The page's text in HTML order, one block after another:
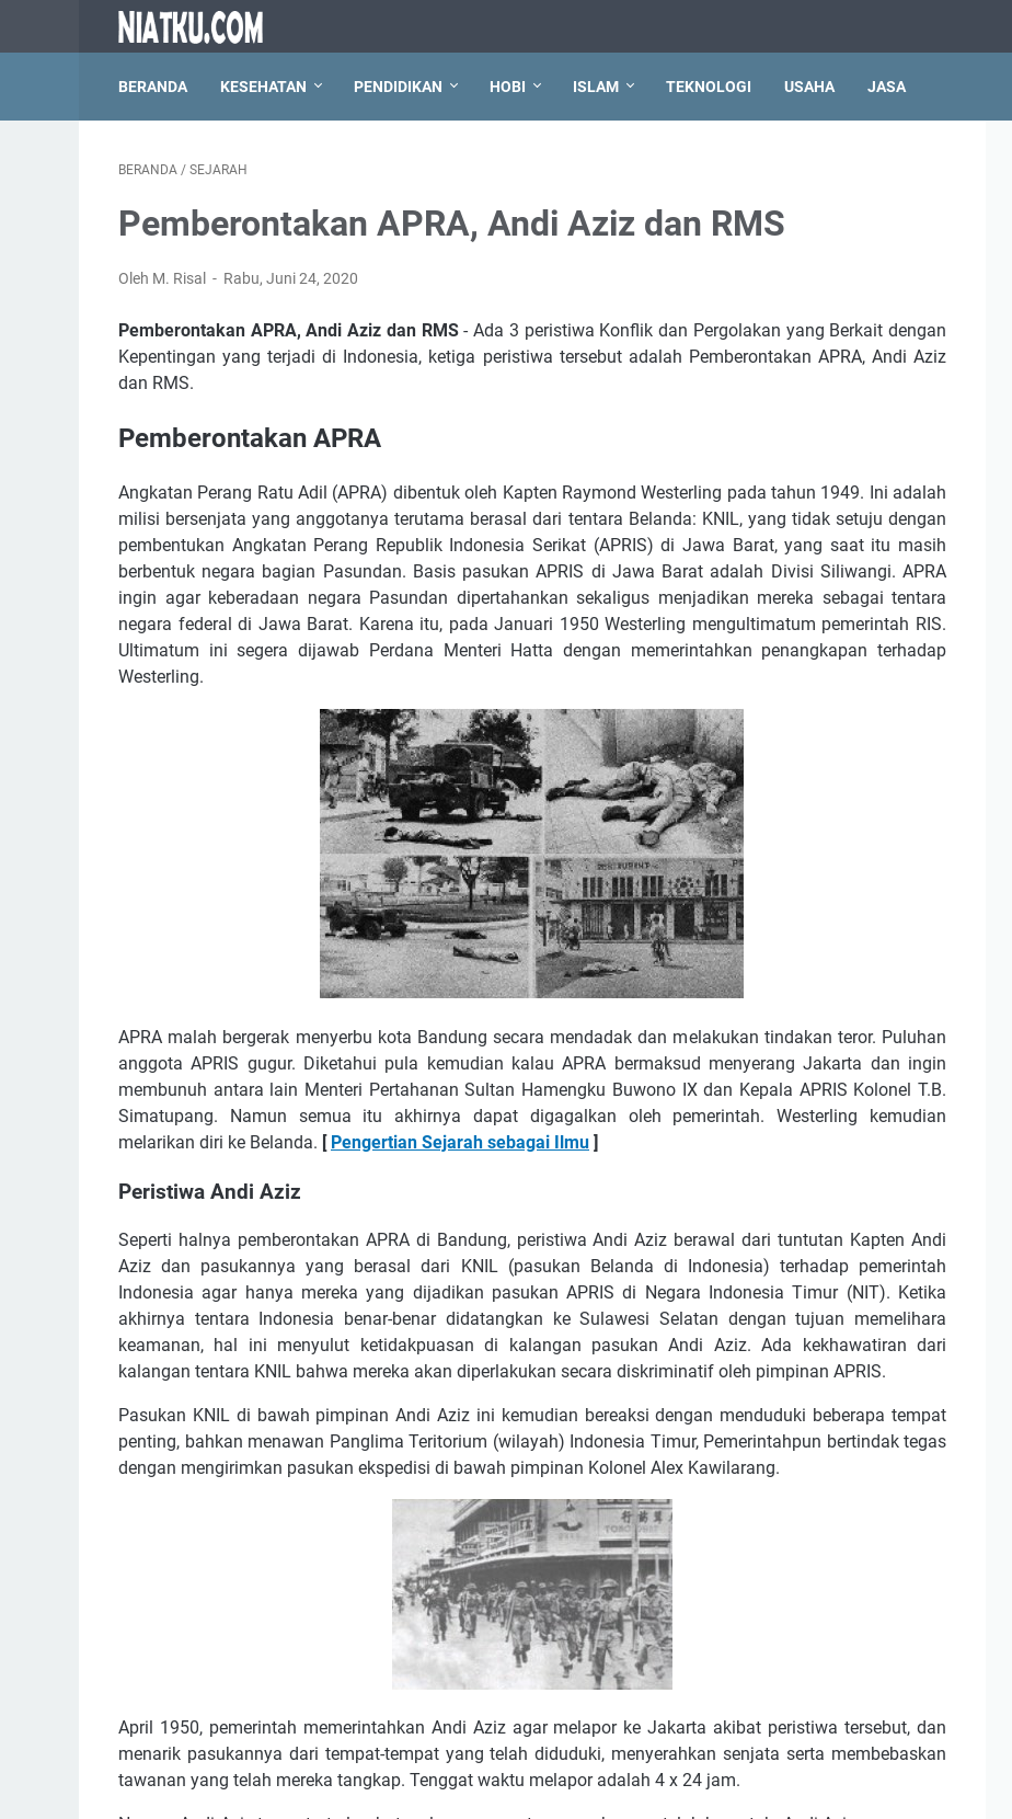
BERANDA KESEHATAN PENDIDIKAN HOBI ISLAM TEKNOLOGI USAHA JASA
BERANDA / SEJARAH
Pemberontakan APRA, Andi Aziz dan RMS
Oleh M. Risal Rabu, Juni 24, 2020
Pemberontakan APRA, Andi Aziz dan RMS- Ada 3 peristiwa Konflik dan Pergolakan yang Berkait dengan
Kepentingan yang terjadi di Indonesia, ketiga peristiwa tersebut adalah Pemberontakan APRA, Andi Aziz
dan RMS.
Pemberontakan APRA
Angkatan Perang Ratu Adil (APRA) dibentuk oleh Kapten Raymond Westerling pada tahun 1949. Ini adalah
milisi bersenjata yang anggotanya terutama berasal dari tentara Belanda: KNIL, yang tidak setuju dengan
pembentukan Angkatan Perang Republik Indonesia Serikat (APRIS) di Jawa Barat, yang saat itu masih
berbentuk negara bagian Pasundan. Basis pasukan APRIS di Jawa Barat adalah Divisi Siliwangi. APRA
ingin agar keberadaan negara Pasundan dipertahankan sekaligus menjadikan mereka sebagai tentara
negara federal di Jawa Barat. Karena itu, pada Januari 1950 Westerling mengultimatum pemerintah RIS.
Ultimatum ini segera dijawab Perdana Menteri Hatta dengan memerintahkan penangkapan terhadap
Westerling.
APRA malah bergerak menyerbu kota Bandung secara mendadak dan melakukan tindakan teror. Puluhan
anggota APRIS gugur. Diketahui pula kemudian kalau APRA bermaksud menyerang Jakarta dan ingin
membunuh antara lain Menteri Pertahanan Sultan Hamengku Buwono IX dan Kepala APRIS Kolonel T.B.
Simatupang. Namun semua itu akhirnya dapat digagalkan oleh pemerintah. Westerling kemudian
melarikan diri ke Belanda. [ Pengertian Sejarah sebagai Ilmu ]
Peristiwa Andi Aziz
Seperti halnya pemberontakan APRA di Bandung, peristiwa Andi Aziz berawal dari tuntutan Kapten Andi
Aziz dan pasukannya yang berasal dari KNIL (pasukan Belanda di Indonesia) terhadap pemerintah
Indonesia agar hanya mereka yang dijadikan pasukan APRIS di Negara Indonesia Timur (NIT). Ketika
akhirnya tentara Indonesia benar-benar didatangkan ke Sulawesi Selatan dengan tujuan memelihara
keamanan, hal ini menyulut ketidakpuasan di kalangan pasukan Andi Aziz. Ada kekhawatiran dari
kalangan tentara KNIL bahwa mereka akan diperlakukan secara diskriminatif oleh pimpinan APRIS.
Pasukan KNIL di bawah pimpinan Andi Aziz ini kemudian bereaksi dengan menduduki beberapa tempat
penting, bahkan menawan Panglima Teritorium (wilayah) Indonesia Timur, Pemerintahpun bertindak tegas
dengan mengirimkan pasukan ekspedisi di bawah pimpinan Kolonel Alex Kawilarang.
April 1950, pemerintah memerintahkan Andi Aziz agar melapor ke Jakarta akibat peristiwa tersebut, dan
menarik pasukannya dari tempat-tempat yang telah diduduki, menyerahkan senjata serta membebaskan
tawanan yang telah mereka tangkap. Tenggat waktu melapor adalah 4 x 24 jam.